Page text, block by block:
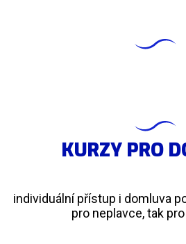
KURZY PRO
individuální přístup i domluva
pro neplavce, tak